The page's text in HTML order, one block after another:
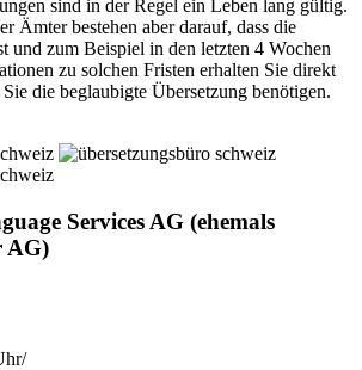
sind in der Regel ein Leben lang gültig.
Ämter bestehen aber darauf, dass die
und zum Beispiel in den letzten 4 Wochen
zu solchen Fristen erhalten Sie direkt
die beglaubigte Übersetzung benötigen.
Services AG (ehemals
AG)